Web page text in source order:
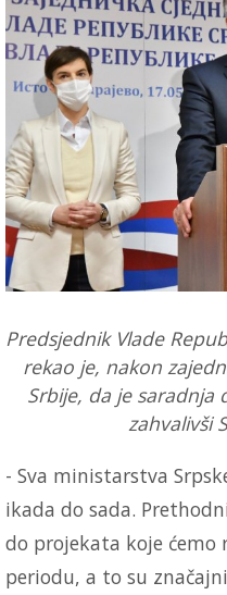
Predsjednik Vlade
rekao je, nakon
Srbije, da je saradnja
zahvalivši
- Sva ministarstva
ikada do sada.
do projekata koje
periodu, a to su